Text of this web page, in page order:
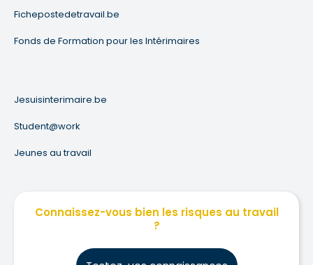
Fichepostedetravail.be
Fonds de Formation pour les Intérimaires
Jesuisinterimaire.be
Student@work
Jeunes au travail
Connaissez-vous bien les risques au travail
?